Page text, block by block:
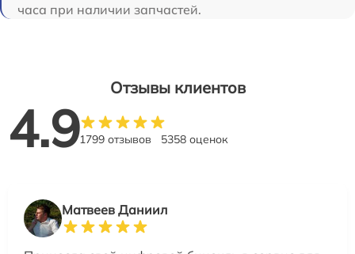
часа при наличии запчастей.
Отзывы клиентов
4.91799 отзывов 5358 оценок
Матвеев Даниил